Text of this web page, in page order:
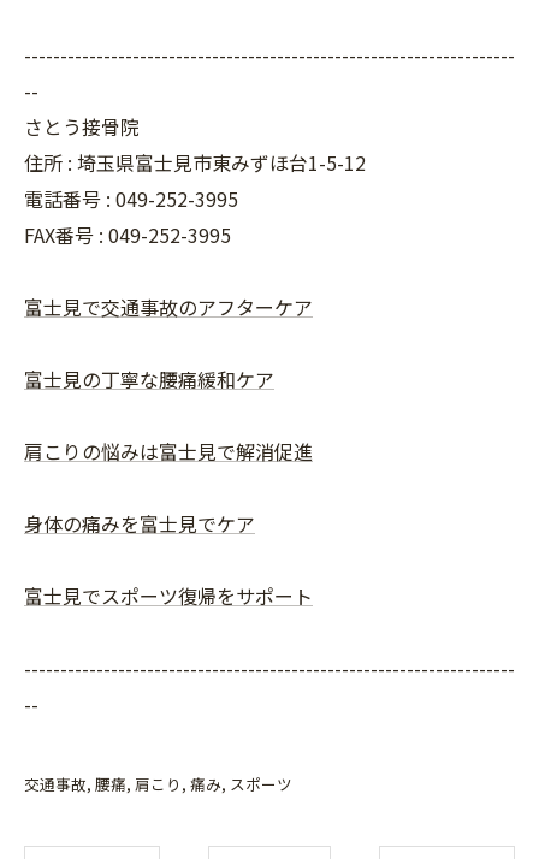
--------------------------------------------------------------------
--
さとう接骨院
住所 : 埼玉県富士見市東みずほ台1-5-12
電話番号 : 049-252-3995
FAX番号 : 049-252-3995
富士見で交通事故のアフターケア
富士見の丁寧な腰痛緩和ケア
肩こりの悩みは富士見で解消促進
身体の痛みを富士見でケア
富士見でスポーツ復帰をサポート
--------------------------------------------------------------------
--
交通事故 腰痛 肩こり 痛み スポーツ